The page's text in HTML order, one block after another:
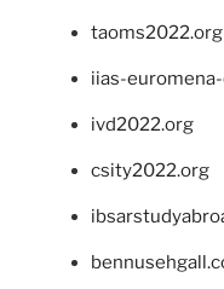
taoms2022.org
iias-
ivd2022.org
csity2022.org